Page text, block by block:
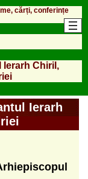
cărți, conferințe
Ierarh Chiril,
Ierarh